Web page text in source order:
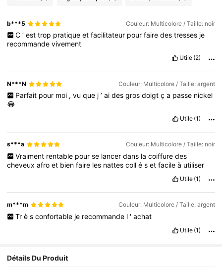
b***5 Couleur: Multicolore / Taille: noir
C ’ est trop pratique et facilitateur pour faire des tresses je
recommandevivement
Utile (2)
N***N Couleur: Multicolore / Taille: argent
Parfait pour moi , vu que j ’ ai des gros doigt ç a passe nickel
😂
Utile (1)
s***a Couleur: Multicolore / Taille: noir
Vraiment rentable pour se lancer dans la coiffure des
cheveuxafroet bienfaire les nattescollésetfacileà utiliser
Utile (1)
m***m Couleur: Multicolore / Taille: argent
Tr è s confortable je recommande l ' achat
Utile (1)
Détails Du Produit